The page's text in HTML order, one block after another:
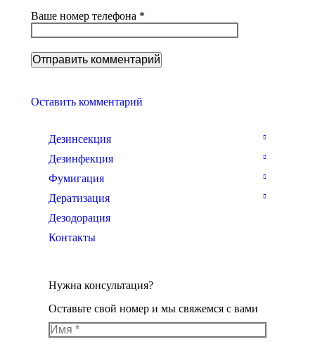
Ваше номер телефона *
Оставить комментарий
Дезинсекция
Дезинфекция
Фумигация
Дератизация
Дезодорация
Контакты
Нужна консультация?
Оставьте свой номер и мы свяжемся с вами
Имя *